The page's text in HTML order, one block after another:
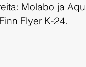
Molabo ja
Flyer K-24.